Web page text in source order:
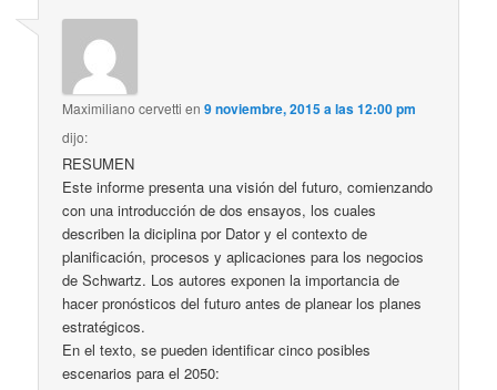
Maximiliano cervetti en9 noviembre, 2015 a las 12:00 pm
dijo:
RESUMEN
Este informe presenta una visión del futuro, comienzando
con una introducción de dos ensayos, los cuales
describen la diciplina por Dator y el contexto de
planificación, procesos y aplicaciones para los negocios
de Schwartz. Los autores exponen la importancia de
hacer pronósticos del futuro antes de planear los planes
estratégicos.
En el texto, se pueden identificar cinco posibles
escenarios para el 2050: